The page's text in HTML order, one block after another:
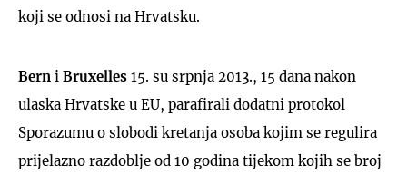
koji se odnosi na Hrvatsku.
Bern i Bruxelles 15. su srpnja 2013., 15 dana nakon
ulaska Hrvatske u EU, parafirali dodatni protokol
Sporazumu o slobodi kretanja osoba kojim se regulira
prijelazno razdoblje od 10 godina tijekom kojih se broj